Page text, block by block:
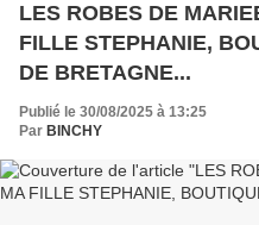
LES ROBES DE
FILLE STEPHANIE,
DE BRETAGNE...
Publié le 30/08/2025 à 13:25
Par BINCHY